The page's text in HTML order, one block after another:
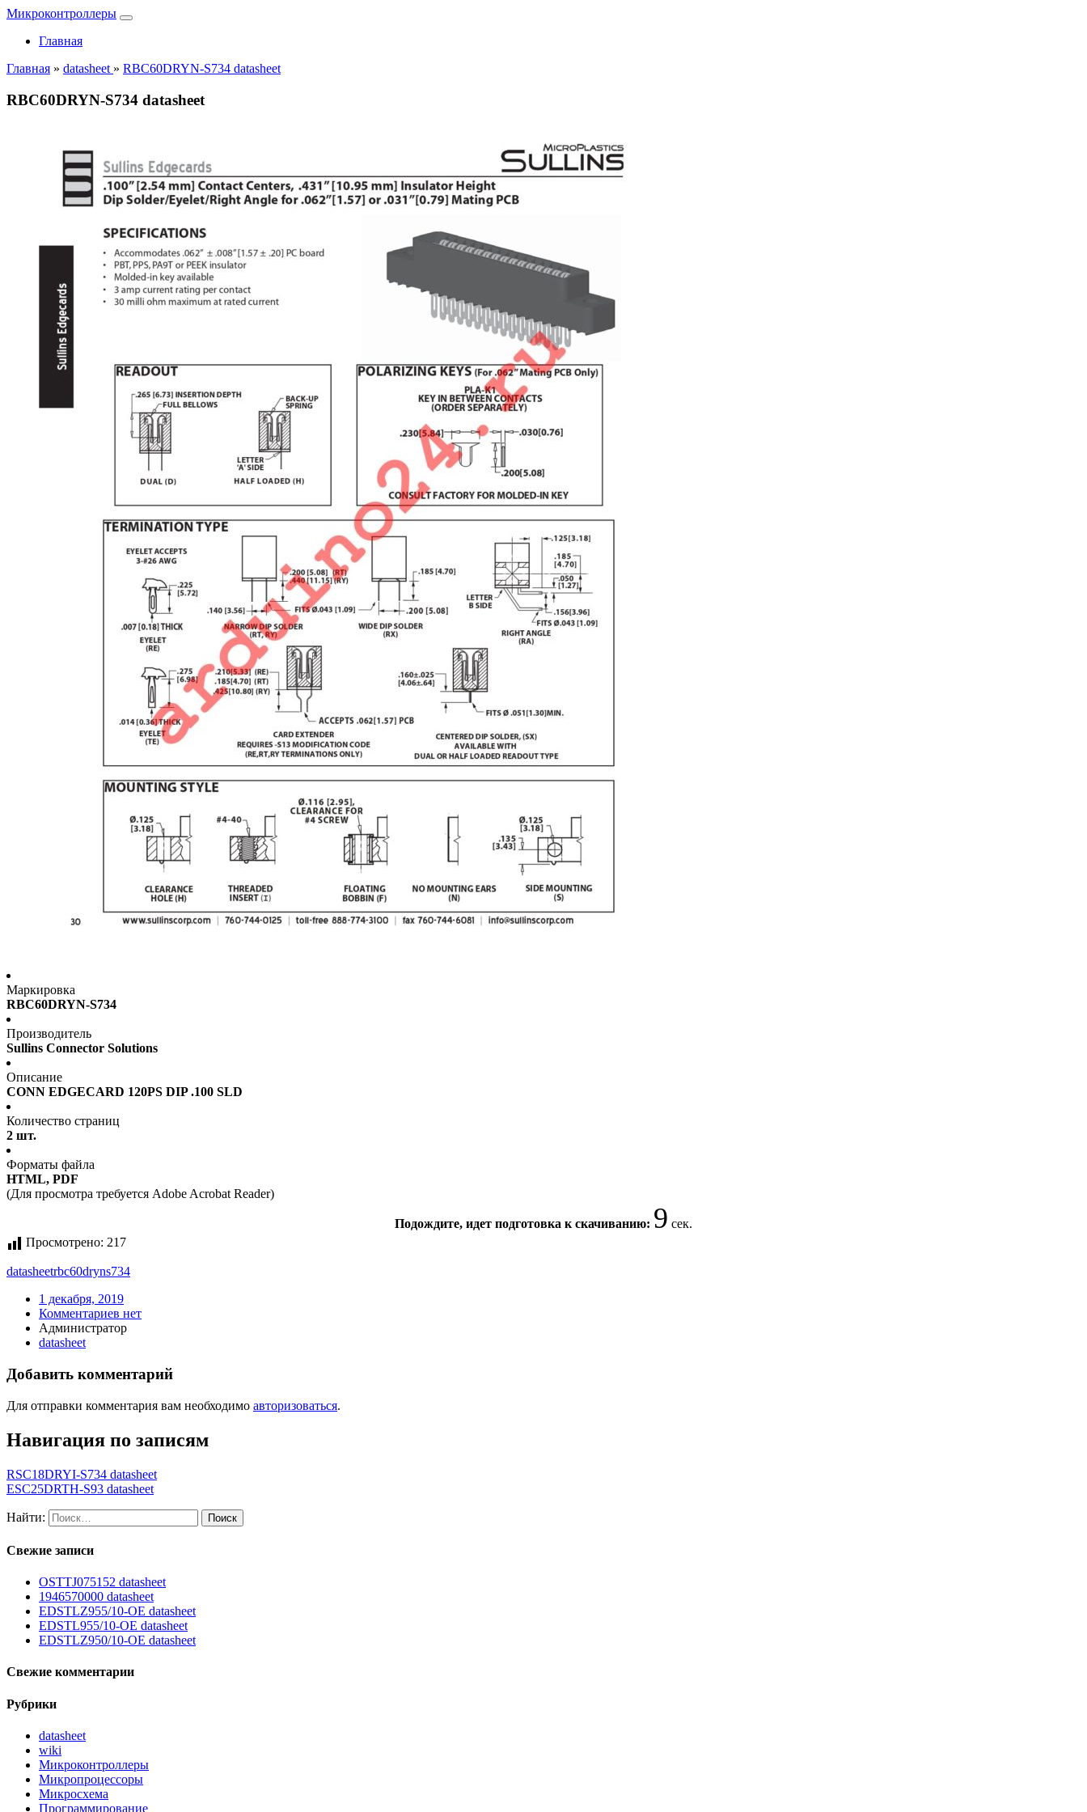
Микроконтроллеры
Главная
Главная » datasheet » RBC60DRYN-S734 datasheet
RBC60DRYN-S734 datasheet
Маркировка
RBC60DRYN-S734
Производитель
Sullins Connector Solutions
Описание
CONN EDGECARD 120PS DIP .100 SLD
Количество страниц
2 шт.
Форматы файла
HTML, PDF
(Для просмотра требуется Adobe Acrobat Reader)
Подождите, идет подготовка к скачиванию: 8 сек.
Просмотрено: 217
datasheetrbc60dryns734
1 декабря, 2019
Комментариев нет
Администратор
datasheet
Добавить комментарий
Для отправки комментария вам необходимо авторизоваться.
Навигация по записям
RSC18DRYI-S734 datasheet
ESC25DRTH-S93 datasheet
Найти:
Свежие записи
OSTTJ075152 datasheet
1946570000 datasheet
EDSTLZ955/10-OE datasheet
EDSTL955/10-OE datasheet
EDSTLZ950/10-OE datasheet
Свежие комментарии
Рубрики
datasheet
wiki
Микроконтроллеры
Микропроцессоры
Микросхема
Программирование